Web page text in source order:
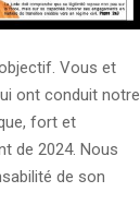
Vous et
ont conduit notre
fort et
de 2024. Nous
de son